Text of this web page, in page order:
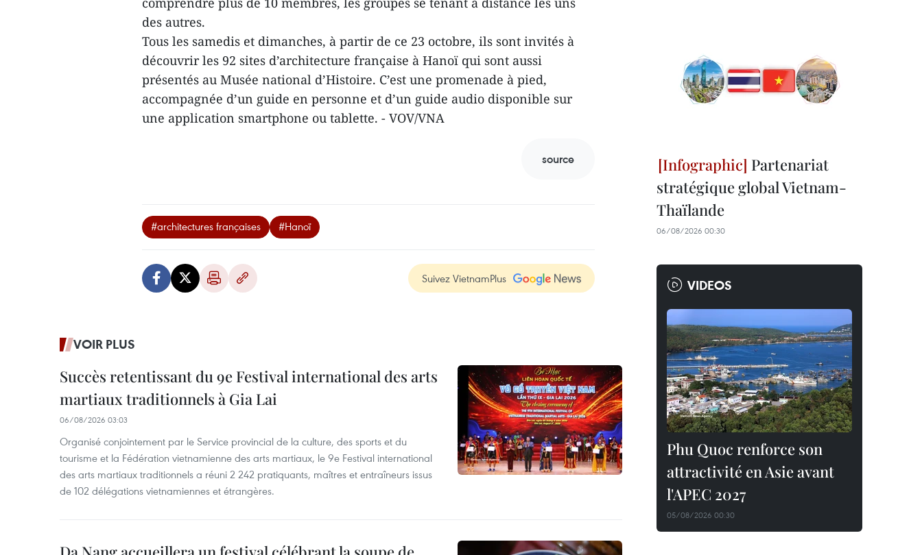
des autres.
Tous les samedis et dimanches, à partir de ce 23 octobre, ils sont invités à
découvrir les 92 sites d’architecture française à Hanoï qui sont aussi
présentés au Musée national d’Histoire. C’est une promenade à pied,
accompagnée d’un guide en personne et d’un guide audio disponible sur
une application smartphone ou tablette. - VOV/VNA
source
#architectures françaises #Hanoï
Suivez VietnamPlus
VOIR PLUS
Succès retentissant du 9e Festival international des arts
martiaux traditionnels à Gia Lai
06/08/2026 03:03
Organisé conjointement par le Service provincial de la culture, des sports et du
tourisme et la Fédération vietnamienne des arts martiaux, le 9e Festival international
des arts martiaux traditionnels a réuni 2 242 pratiquants, maîtres et entraîneurs issus
de 102 délégations vietnamiennes et étrangères.
Partenariat
stratégique global Vietnam-
Thaïlande
06/08/2026 00:30
VIDEOS
Phu Quoc renforce son
attractivité en Asie avant
l'APEC 2027
05/08/2026 00:30